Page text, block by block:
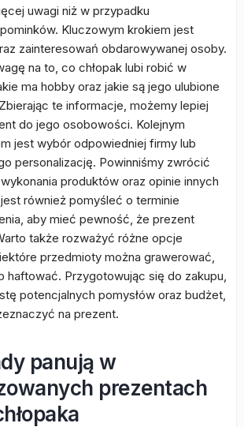
uwagi niż w przypadku
Kluczowym krokiem jest
zainteresowań obdarowywanej osoby.
na to, co chłopak lubi robić w
ma hobby oraz jakie są jego ulubione
te informacje, możemy lepiej
do jego osobowości. Kolejnym
jest wybór odpowiedniej firmy lub
personalizację. Powinniśmy zwrócić
produktów oraz opinie innych
również pomyśleć o terminie
aby mieć pewność, że prezent
także rozważyć różne opcje
przedmioty można grawerować,
haftować. Przygotowując się do zakupu,
potencjalnych pomysłów oraz budżet,
na prezent.
panują w
prezentach